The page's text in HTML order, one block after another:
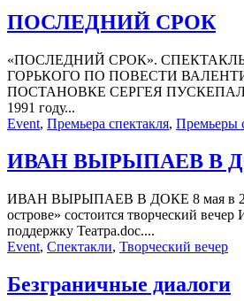
ПОСЛЕДНИЙ СРОК
«ПОСЛЕДНИЙ СРОК».
ГОРЬКОГО ПО ПОВЕСТИ
ПОСТАНОВКЕ СЕРГЕЯ
1991 году...
Event, Премьера спектакля, Премьеры
ИВАН ВЫРЫПАЕВ В
ИВАН ВЫРЫПАЕВ В ДОКЕ 8 мая в
острове» состоится творческий
поддержку Театра.doc....
Event, Спектакли, Творческий вечер
Безграничные диалоги